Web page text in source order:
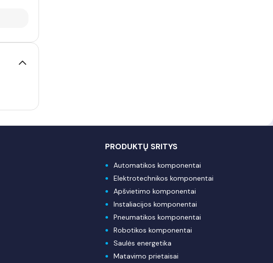
PRODUKTŲ SRITYS
Automatikos komponentai
Elektrotechnikos komponentai
Apšvietimo komponentai
Instaliacijos komponentai
Pneumatikos komponentai
Robotikos komponentai
Saulės energetika
Matavimo prietaisai